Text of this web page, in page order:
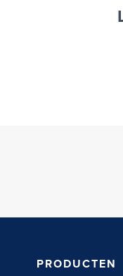
PRODUCTEN